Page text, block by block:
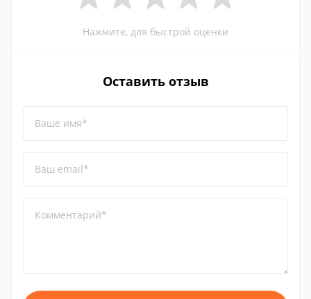
Нажмите, для быстрой оценки
Оставить отзыв
Ваше имя*
Ваш email*
Комментарий*